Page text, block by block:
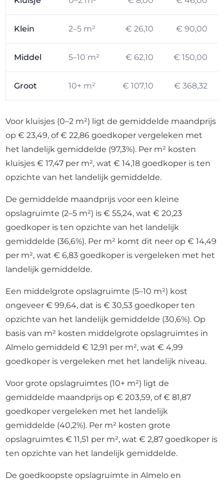
Klein 2–5 m² € 26,10 € 90,00
Middel 5–10 m² € 62,10 € 150,00
Groot 10+ m² € 107,10 € 368,32
Voor kluisjes (0–2 m²) ligt de gemiddelde maandprijs
op € 23,49, of € 22,86 goedkoper vergeleken met
het landelijk gemiddelde (97,3%). Per m² kosten
kluisjes € 17,47 per m², wat € 14,18 goedkoper is ten
opzichte van het landelijk gemiddelde.
De gemiddelde maandprijs voor een kleine
opslagruimte (2–5 m²) is € 55,24, wat € 20,23
goedkoper is ten opzichte van het landelijk
gemiddelde (36,6%). Per m² komt dit neer op € 14,49
per m², wat € 6,83 goedkoper is vergeleken met het
landelijk gemiddelde.
Een middelgrote opslagruimte (5–10 m²) kost
ongeveer € 99,64, dat is € 30,53 goedkoper ten
opzichte van het landelijk gemiddelde (30,6%). Op
basis van m² kosten middelgrote opslagruimtes in
Almelo gemiddeld € 12,91 per m², wat € 4,99
goedkoper is vergeleken met het landelijk niveau.
Voor grote opslagruimtes (10+ m²) ligt de
gemiddelde maandprijs op € 203,59, of € 81,87
goedkoper vergeleken met het landelijk
gemiddelde (40,2%). Per m² kosten grote
opslagruimtes € 11,51 per m², wat € 2,87 goedkoper is
ten opzichte van het landelijk gemiddelde.
De goedkoopste opslagruimte in Almelo en